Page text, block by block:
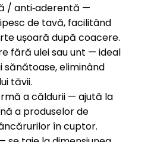
/ anti‑aderentă —
de tavă, facilitând
ușoară după coacere.
fără ulei sau unt — ideal
eliminând
tăvii.
a căldurii — ajută la
a produselor de
în cuptor.